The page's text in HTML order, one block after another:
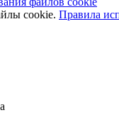
cookie. Правила